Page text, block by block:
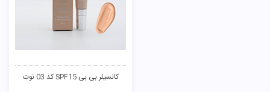
کانسیلر بی بی SPF15 کد 03 نوت